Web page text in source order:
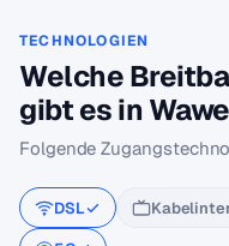
TECHNOLOGIEN
Welche
gibt es in
Folgende
DSL